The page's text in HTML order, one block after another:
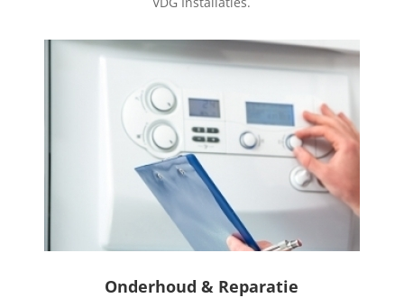
Onderhoud & Reparatie